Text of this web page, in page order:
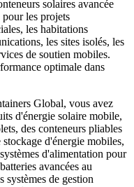
solaires avancée
les projets
les habitations
les sites isolés, les
de soutien mobiles.
optimale dans
Global, vous avez
d'énergie solaire mobile,
des conteneurs pliables
d'énergie mobiles,
d'alimentation pour
avancées au
de gestion